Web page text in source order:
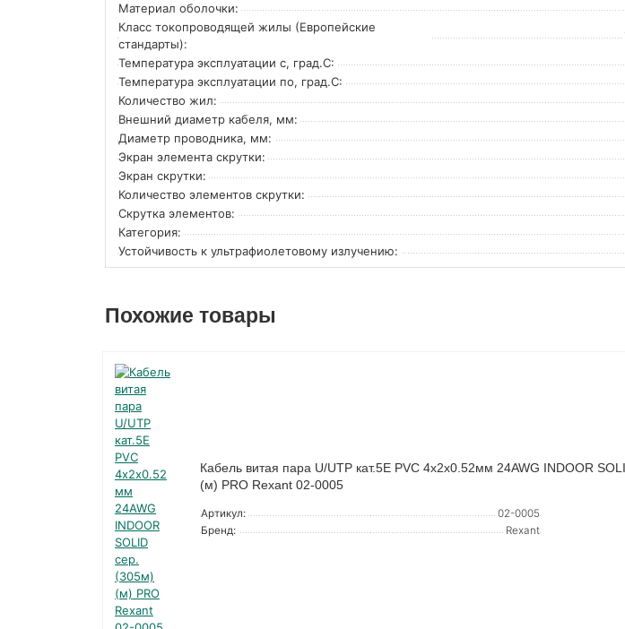
Материал оболочки:
Класс токопроводящей жилы (Европейские
стандарты):
Температура эксплуатации с, град.C:
Температура эксплуатации по, град.C:
Количество жил:
Внешний диаметр кабеля, мм:
Диаметр проводника, мм:
Экран элемента скрутки:
Экран скрутки:
Количество элементов скрутки:
Скрутка элементов:
Категория:
Устойчивость к ультрафиолетовому излучению:
Похожие товары
Кабель витая пара U/UTP кат.5E PVC 4х2х0.52мм 24AWG INDOOR
(м) PRO Rexant 02-0005
Артикул:
02-0005
Бренд:
Rexant